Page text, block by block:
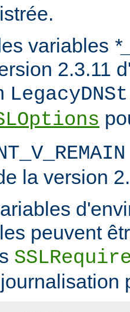
variables
2.3.11
la version
peuvent